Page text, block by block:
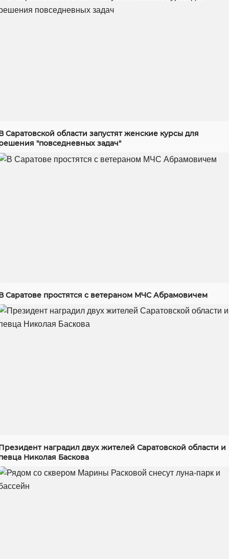
Саратовской области запустят женские курсы для
"повседневных задач"
Саратове простятся с ветераном МЧС Абрамовичем
наградил двух жителей Саратовской области и
Николая Баскова